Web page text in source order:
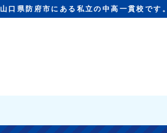
山口県防府市にある私立の中高一貫校です。